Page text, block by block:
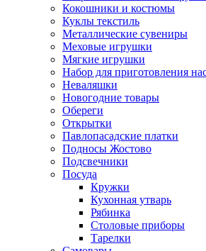
Кокошники и костюмы
Куклы текстиль
Металлические сувениры
Меховые игрушки
Мягкие игрушки
Набор для приготовления
Неваляшки
Новогодние товары
Обереги
Открытки
Павлопасадские платки
Подносы Жостово
Подсвечники
Посуда
Кружки
Кухонная утварь
Рябинка
Столовые приборы
Тарелки